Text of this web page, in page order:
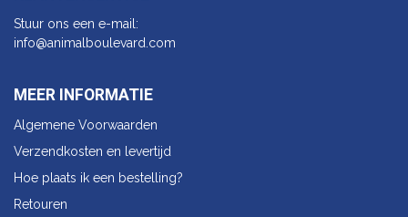
Stuur ons een e-mail:
info@animalbo​ulevard.com
MEER INFORMATIE
Algemene Voorwaarden
Verzendkosten en levertijd
Hoe plaats ik een bestelling?
Retouren